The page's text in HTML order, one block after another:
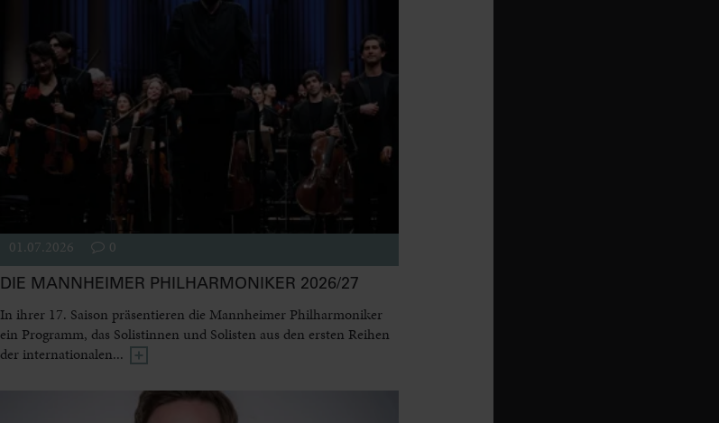
01.07.2026 0
DIE MANNHEIMER PHILHARMONIKER 2026/27
In ihrer 17. Saison präsentieren die Mannheimer Philharmoniker
ein Programm, das Solistinnen und Solisten aus den ersten Reihen
der internationalen...